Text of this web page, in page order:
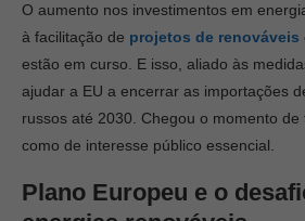
O aumento nos investimentos em
à facilitação de projetos de renováveis
estão em curso. E isso, aliado às
ajudar a EU a encerrar as importações
russos até 2030. Chegou o momento
como de interesse público essencial.
Plano Europeu e o